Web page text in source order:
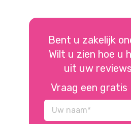
Bent u zakelijk
Wilt u zien hoe u
uit uw
Vraag een gratis